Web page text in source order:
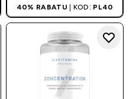
40% RABATU | KOD: PL40